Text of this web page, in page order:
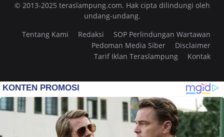
© 2013-2025 teraslampung.com. Hak cipta dilindungi oleh
undang-undang.
Tentang Kami
Redaksi
SOP Perlindungan Wartawan
Pedoman Media Siber
Disclaimer
Tarif Iklan Teraslampung
Kontak